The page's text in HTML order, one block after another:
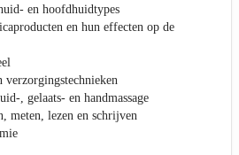
en hoofdhuidtypes
en hun effecten op de
verzorgingstechnieken
, gelaats- en handmassage
meten, lezen en schrijven